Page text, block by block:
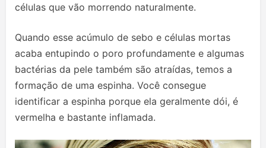
células que vão morrendo naturalmente.
Quando esse acúmulo de sebo e células mortas
acaba entupindo o poro profundamente e algumas
bactérias da pele também são atraídas, temos a
formação de uma espinha. Você consegue
identificar a espinha porque ela geralmente dói, é
vermelha e bastante inflamada.